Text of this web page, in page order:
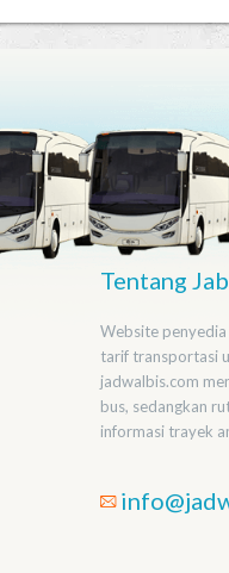
Tentang
Website
tarif transportasi
jadwalbis.com
bus, sedangkan
informasi trayek